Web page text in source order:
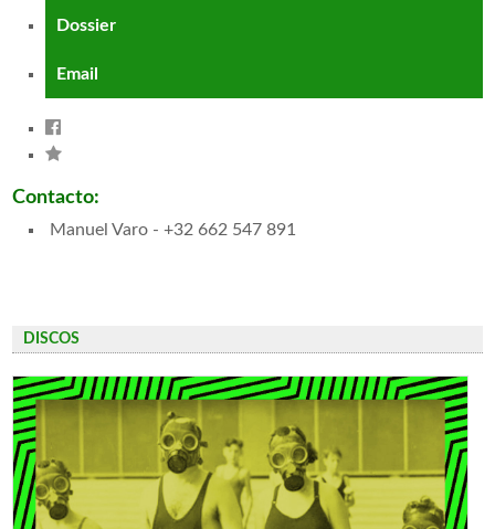
Dossier
Email
Contacto:
Manuel Varo - +32 662 547 891
DISCOS